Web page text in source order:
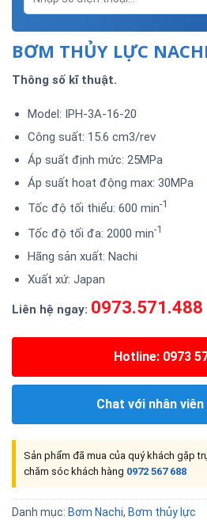
BƠM THỦY LỰC
Thông số kĩ thuật.
Model: IPH-3A-16-20
Công suất: 15.6 cm3/rev
Áp suất định mức: 25MPa
Áp suất hoạt động max: 30MPa
Tốc độ tối thiểu: 600 min-1
Tốc độ tối đa: 2000 min-1
Hãng sản xuất: Nachi
Xuất xứ: Japan
Liên hệ ngay: 0973.571.488
Hotline: 0973
Chat với nhân
Sản phẩm đã mua của quý khách gặp
chăm sóc khách hàng 0972 567 688
Danh mục: Bơm Nachi, Bơm thủy lực